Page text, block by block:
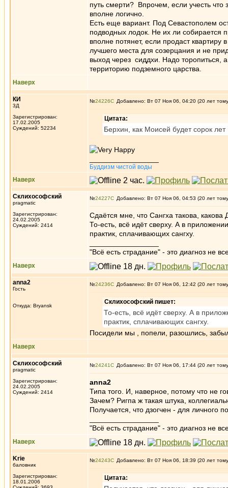
путь смерти? Впрочем, если учесть что
вполне логично.
Есть еще вариант. Под Севастополем
подводных лодок. Не их ли собирается
вполне потянет, если продаст
лучшего места для созерцания и не
выход через сиддхи. Надо торопиться,
территорию подземного царства.
Наверх
КИ
3Д
Зарегистрирован:
17.02.2005
Суждений: 52234
№24226 Добавлено: Вт 07 Ноя 06, 04:20 (20 лет
Цитата:
Берхин, как Моисей будет сорок лет
Буддизм чистой воды
Наверх
Склихософский
pragmatic
Зарегистрирован:
24.02.2005
Суждений: 2414
№24227 Добавлено: Вт 07 Ноя 06, 04:53 (20 лет
Сдаётся мне, что Сангха такова,
То-есть, всё идёт сверху. А в
практик, сплачивающих сангху.
"Всё есть страдание" - это диагноз не
Наверх
anna2
Гость
Откуда: Bryansk
№24236 Добавлено: Вт 07 Ноя 06, 12:42 (20 лет
Склихософский пишет:
То-есть, всё идёт сверху. А в
практик, сплачивающих сангху.
Посидели мы , попели, разошлись,
Наверх
Склихософский
pragmatic
Зарегистрирован:
24.02.2005
Суждений: 2414
№24241 Добавлено: Вт 07 Ноя 06, 17:44 (20 лет
anna2
Типа того. И, наверное, потому что не
Зачем? Ригпа ж такая штука,
Получается, что дзогчен - для личного
"Всё есть страдание" - это диагноз не
Наверх
Krie
баловник
Зарегистрирован:
18.01.2006
№24243 Добавлено: Вт 07 Ноя 06, 18:39 (20 лет
Цитата: